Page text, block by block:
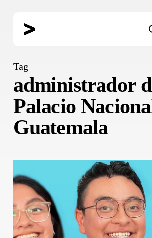
Tag
administrador
Palacio
Guatemala